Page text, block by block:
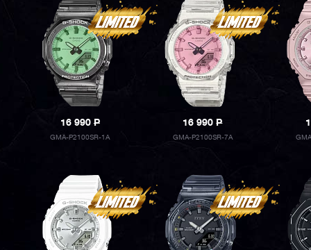
16 990P
GMA-P2100SR-1A
16 990P
GMA-P2100SR-7A